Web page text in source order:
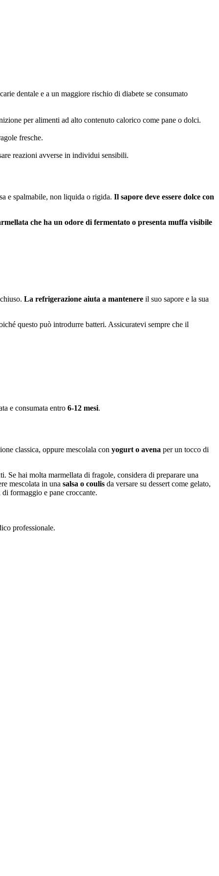
dentale e a un maggiore rischio di diabete se consumato
per alimenti ad alto contenuto calorico come pane o dolci.
fresche.
reazioni avverse in individui sensibili.
e spalmabile, non liquida o rigida. Il sapore deve essere dolce con
che ha un odore di fermentato o presenta muffa visibile
La refrigerazione aiuta a mantenere il suo sapore e la sua
questo può introdurre batteri. Assicuratevi sempre che il
e consumata entro 6-12 mesi.
classica, oppure mescolala con yogurt o avena per un tocco di
Se hai molta marmellata di fragole, considera di preparare una
mescolata in una salsa o coulis da versare su dessert come gelato,
formaggio e pane croccante.
professionale.